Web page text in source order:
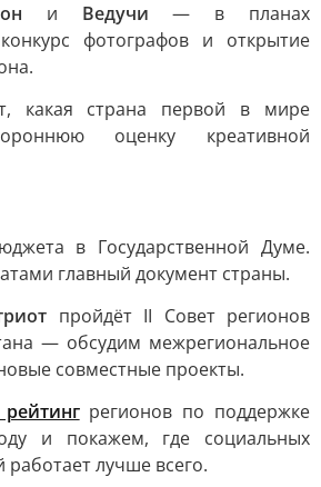
и Ведучи — в планах
конкурс фотографов и открытие
какая страна первой в мире
оценку креативной
в Государственной Думе.
главный документ страны.
пройдёт II Совет регионов
— обсудим межрегиональное
совместные проекты.
регионов по поддержке
и покажем, где социальных
лучше всего.